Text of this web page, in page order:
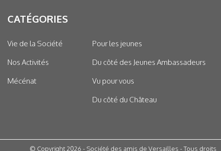
CATÉGORIES
Vie de la Société
Nos Activités
Mécénat
Pour les jeunes
Du côté des Jeunes Ambassadeurs
Vu pour vous
Du côté du Château
© Copyright 2026 - Société des amis de Versailles - Tous droits